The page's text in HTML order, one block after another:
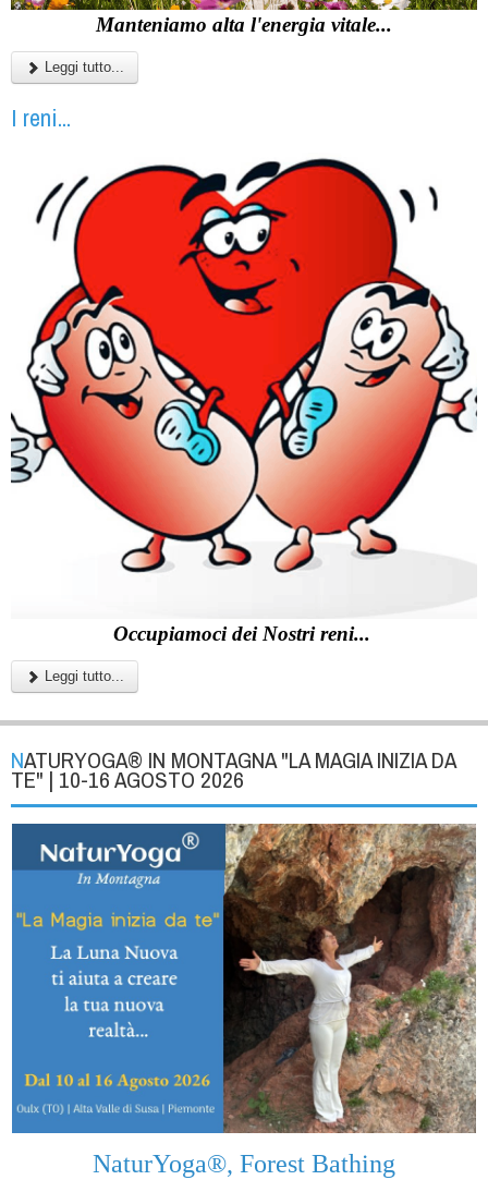
Manteniamo alta l'energia vitale...
Leggi tutto...
I reni...
Occupiamoci dei Nostri reni...
Leggi tutto...
NATURYOGA® IN MONTAGNA "LA MAGIA INIZIA DA
TE" | 10-16 AGOSTO 2026
NaturYoga®, Forest Bathing